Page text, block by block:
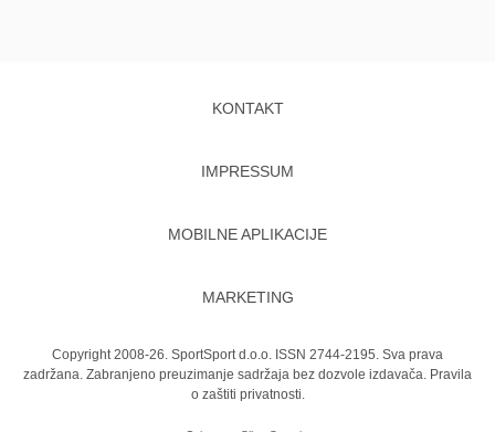
KONTAKT
IMPRESSUM
MOBILNE APLIKACIJE
MARKETING
Copyright 2008-26. SportSport d.o.o. ISSN 2744-2195. Sva prava
zadržana. Zabranjeno preuzimanje sadržaja bez dozvole izdavača. Pravila
o zaštiti privatnosti.